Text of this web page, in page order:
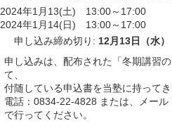
2024年1月13(土) 13:00～17:00
2024年1月14(日) 13:00～17:00
申し込み締め切り: 12月13日（水）
申し込みは、配布された「冬期講習
て、
付随している申込書を当塾に持ってき
電話：0834-22-4828 または、メール
で行ってください。